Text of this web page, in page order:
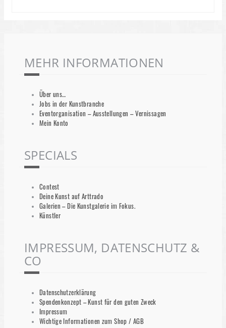
MEHR INFORMATIONEN
Über uns…
Jobs in der Kunstbranche
Eventorganisation – Ausstellungen – Vernissagen
Mein Konto
SPECIALS
Contest
Deine Kunst auf Arttrado
Galerien – Die Kunstgalerie im Fokus.
Künstler
IMPRESSUM, DATENSCHUTZ &
CO
Datenschutzerklärung
Spendenkonzept – Kunst für den guten Zweck
Impressum
Wichtige Informationen zum Shop / AGB